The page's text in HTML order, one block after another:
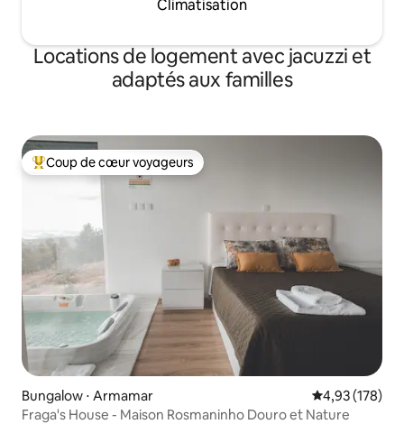
Climatisation
Locations de logement avec jacuzzi et
adaptés aux familles
Coups de cœur voyageurs les plus appréciés
Coup de cœur voyageurs
Bungalow ⋅ Armamar Évaluation
4,93 (178)
Fraga's House - Maison Rosmaninho Douro et Nature